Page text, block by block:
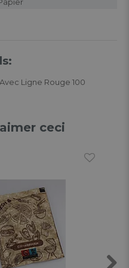
Ligne Rouge 100
ceci